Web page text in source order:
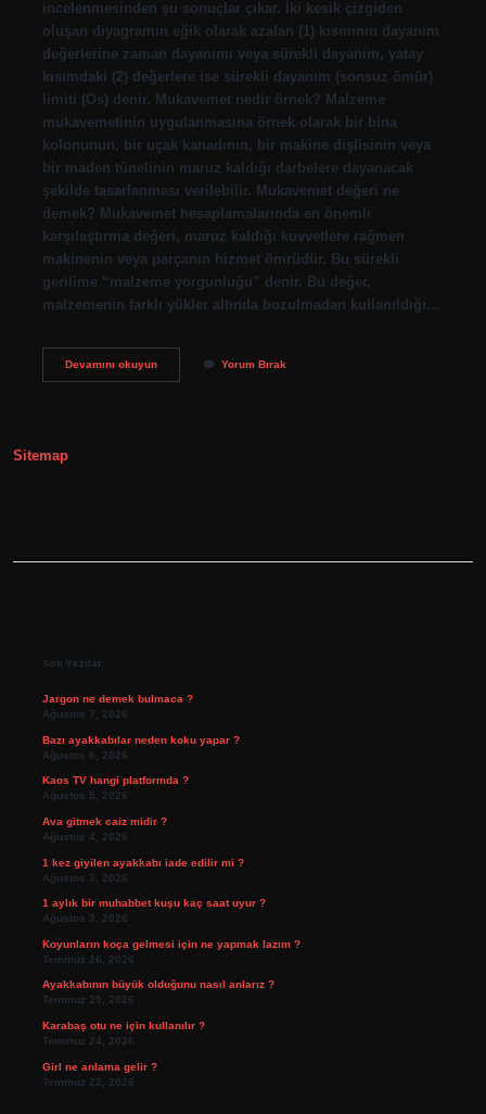
incelenmesinden şu sonuçlar çıkar. İki kesik çizgiden
oluşan diyagramın eğik olarak azalan (1) kısmının dayanım
değerlerine zaman dayanımı veya sürekli dayanım, yatay
kısımdaki (2) değerlere ise sürekli dayanım (sonsuz ömür)
limiti (Os) denir. Mukavemet nedir örnek? Malzeme
mukavemetinin uygulanmasına örnek olarak bir bina
kolonunun, bir uçak kanadının, bir makine dişlisinin veya
bir maden tünelinin maruz kaldığı darbelere dayanacak
şekilde tasarlanması verilebilir. Mukavemet değeri ne
demek? Mukavemet hesaplamalarında en önemli
karşılaştırma değeri, maruz kaldığı kuvvetlere rağmen
makinenin veya parçanın hizmet ömrüdür. Bu sürekli
gerilime “malzeme yorgunluğu” denir. Bu değer,
malzemenin farklı yükler altında bozulmadan kullanıldığı…
Devamını okuyunMukavemet
Yorum Bırak
Sitemap
Son Yazılar
Jargon ne demek bulmaca ?
Ağustos 7, 2026
Bazı ayakkabılar neden koku yapar ?
Ağustos 6, 2026
Kaos TV hangi platformda ?
Ağustos 5, 2026
Ava gitmek caiz midir ?
Ağustos 4, 2026
1 kez giyilen ayakkabı iade edilir mi ?
Ağustos 3, 2026
1 aylık bir muhabbet kuşu kaç saat uyur ?
Ağustos 3, 2026
Koyunların koça gelmesi için ne yapmak lazım ?
Temmuz 26, 2026
Ayakkabının büyük olduğunu nasıl anlarız ?
Temmuz 25, 2026
Karabaş otu ne için kullanılır ?
Temmuz 24, 2026
Girl ne anlama gelir ?
Temmuz 22, 2026